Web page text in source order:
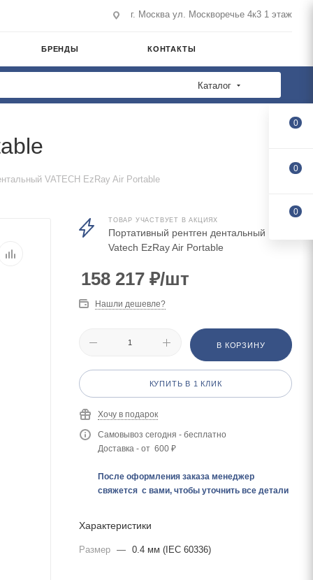
г. Москва ул. Москворечье 4к3 1 этаж
БРЕНДЫ КОНТАКТЫ
Каталог
VATECH EzRay Air Portable
ТОВАР УЧАСТВУЕТ В АКЦИЯХ
Портативный рентген дентальный
Vatech EzRay Air Portable
158 217 ₽/шт
Нашли дешевле?
В КОРЗИНУ
КУПИТЬ В 1 КЛИК
Хочу в подарок
Самовывоз сегодня - бесплатно
Доставка - от 600 ₽
После оформления заказа менеджер
свяжется с вами, чтобы уточнить все детали
Характеристики
Размер — 0.4 мм (IEC 60336)
0
0
0